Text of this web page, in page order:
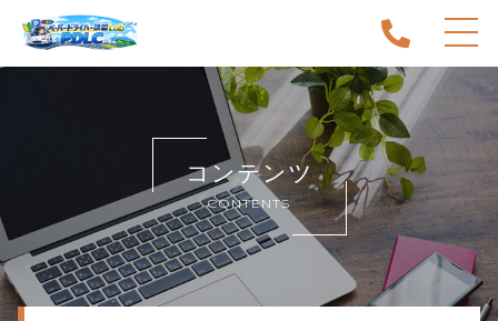
ホーム
当スクールについて
キャンペーン
料金表・コース
出張エリア
予約状況
コンテンツ
CONTENTS